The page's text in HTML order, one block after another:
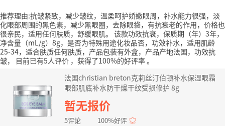
推荐理由:抗皱紧致，减少皱纹，温柔呵护娇嫩眼周，补水能力很强，淡
化眼部周围的黑色素，减少黑眼圈，去除眼袋，有抗衰老的作用，价格也
很亲民，适用任何肤质，舒缓眼肌。 该款功效抗衰，保质期（年）3年，
净含量（mL/g）8g，是否为特殊用途化妆品否，功效补水，适用肌龄
25-34，适合肤质任何肤质，产品包装有外盒，产品产地法国，功效抗
皱，
目前已有5人评价 ，获得了100%的好评率。
法国christian breton克莉丝汀伯顿补水保湿眼霜
眼部肌底补水防干燥干纹受损修护 8g
暂无报价
5评论 100%好评